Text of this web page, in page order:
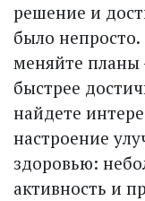
решение и
было
меняйте планы
быстрее
найдете
настроение
здоровью:
активность и